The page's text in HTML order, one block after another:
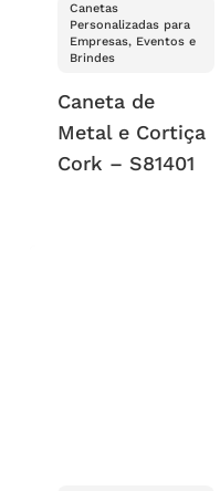
Canetas
Personalizadas para
Empresas, Eventos e
Brindes
Caneta de
Metal e Cortiça
Cork – S81401